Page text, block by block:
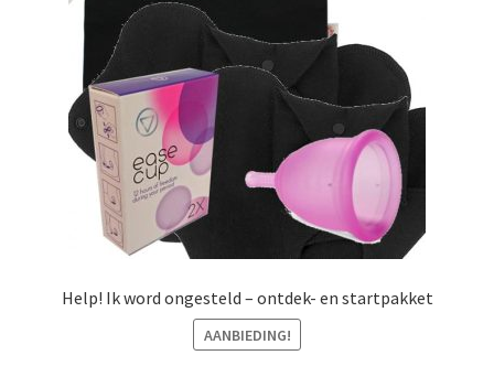
Help! Ik word ongesteld – ontdek- en startpakket
AANBIEDING!